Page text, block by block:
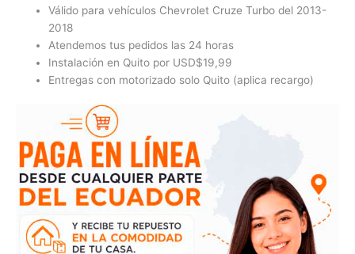
Válido para vehículos Chevrolet Cruze Turbo del 2013-
2018
Atendemos tus pedidos las 24 horas
Instalación en Quito por USD$19,99
Entregas con motorizado solo Quito (aplica recargo)